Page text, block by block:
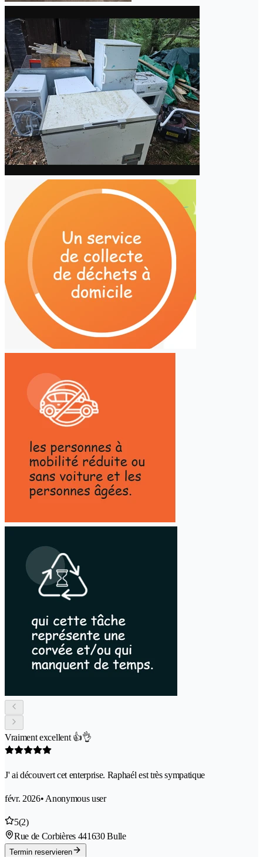
Vraiment excellent 👍👌
J' ai découvert cet enterprise. Raphaél est très sympatique
févr. 2026• Anonymous user
5(2)
Rue de Corbières 441630 Bulle
Termin reservieren